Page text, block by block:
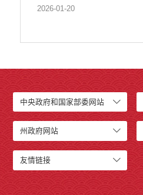
2026-01-20
中央政府和国家部委网站
州政府网站
友情链接